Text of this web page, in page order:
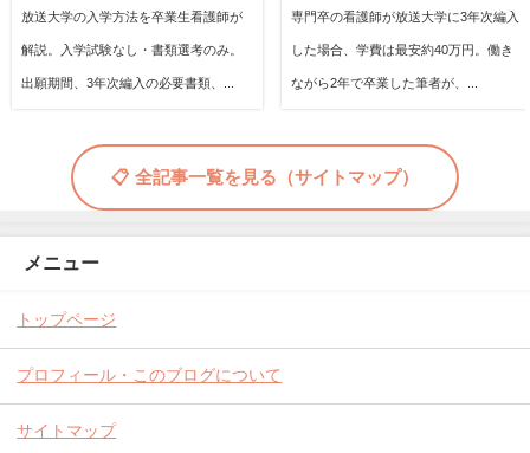
放送大学の入学方法を卒業生看護師が
解説。入学試験なし・書類選考のみ。
出願期間、3年次編入の必要書類、...
全内訳
専門卒の看護師が放送大学に3年次編入
した場合、学費は最安約40万円。働き
ながら2年で卒業した筆者が、...
📋 全記事一覧を見る（サイトマップ）
メニュー
トップページ
プロフィール・このブログについて
サイトマップ